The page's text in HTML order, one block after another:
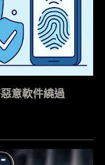
意軟件繞過